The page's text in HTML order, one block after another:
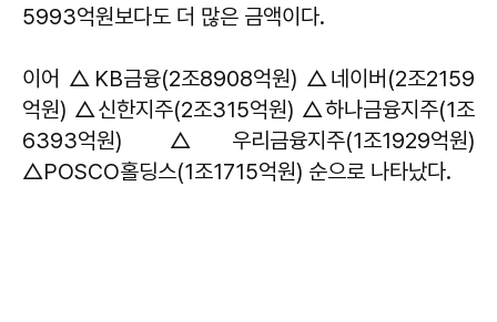
5993억원보다도 더 많은 금액이다.
이어 △KB금융(2조8908억원) △네이버(2조2159
억원) △신한지주(2조315억원) △하나금융지주(1조
6393억원) △우리금융지주(1조1929억원)
△POSCO홀딩스(1조1715억원) 순으로 나타났다.